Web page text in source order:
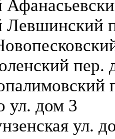
Левшинский
пер.
ул. дом 3
ул.